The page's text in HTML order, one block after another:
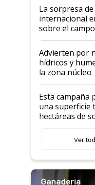
La sorpresa
internacional
sobre el
"Estoy muy
Advierten por
hídricos y
la zona núcleo
Esta campaña
una superficie
hectáreas de
variedades
salto
Ver
Ganadería